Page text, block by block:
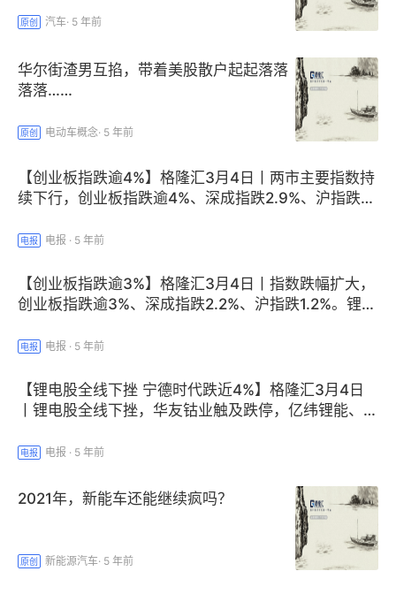
原创 汽车· 5 年前
华尔街渣男互掐，带着美股散户起起落落
落落……
原创 电动车概念· 5 年前
【创业板指跌逾4%】格隆汇3月4日丨两市主要指数持
续下行，创业板指跌逾4%、深成指跌2.9%、沪指跌
逾13%、亿纬锂能跌11%、宁德时代跌5.4%。
电报 电报 · 5 年前
【创业板指跌逾3%】格隆汇3月4日丨指数跌幅扩大，
创业板指跌逾3%、深成指跌2.2%、沪指跌1.2%。锂电
逾5%，五粮液、茅台跌超4%。
电报 电报 · 5 年前
【锂电股全线下挫 宁德时代跌近4%】格隆汇3月4日
丨锂电股全线下挫，华友钴业触及跌停，亿纬锂能、格
业龙头宁德时代跌近4%。
电报 电报 · 5 年前
2021年，新能车还能继续疯吗？
原创 新能源汽车· 5 年前